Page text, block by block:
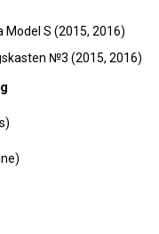
№3 (2015, 2016)